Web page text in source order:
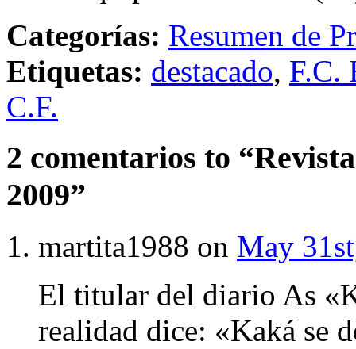
Categorías: Resumen de
Etiquetas: destacado, F.C.
C.F.
2 comentarios to
2009”
martita1988 on May
El titular del diario As
realidad dice: «Kaká se